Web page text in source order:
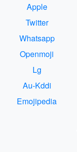
Apple
Twitter
Whatsapp
Openmoji
Lg
Au-Kddi
Emojipedia